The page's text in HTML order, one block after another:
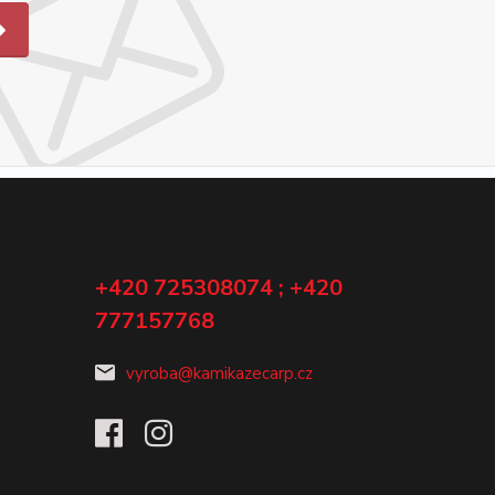
+420 725308074 ; +420
777157768
vyroba@kamikazecarp.cz